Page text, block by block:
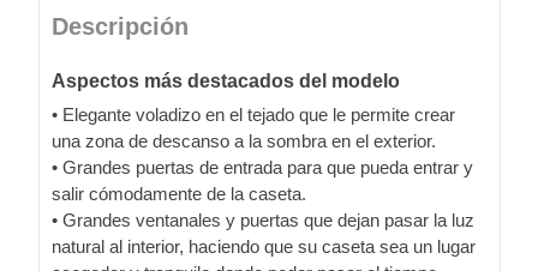
Descripción
Aspectos más destacados del modelo
• Elegante voladizo en el tejado que le permite crear
una zona de descanso a la sombra en el exterior.
• Grandes puertas de entrada para que pueda entrar y
salir cómodamente de la caseta.
• Grandes ventanales y puertas que dejan pasar la luz
natural al interior, haciendo que su caseta sea un lugar